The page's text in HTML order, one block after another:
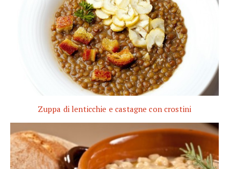
Zuppa di lenticchie e castagne con crostini